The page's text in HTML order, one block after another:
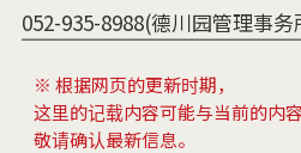
052-935-8988(德川园管理事务
※ 根据网页的更新时期，
这里的记载内容可能与当前的内
敬请确认最新信息。